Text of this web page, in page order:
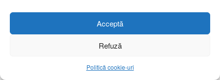
Acceptă
Refuză
Politică cookie-uri